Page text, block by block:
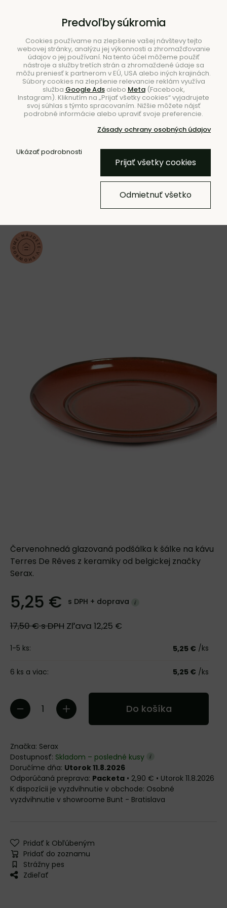
Hľadať
Úvod Stolovanie Šálky
Podšálka na kávu Terres De
Rêves – červená
Červenohnedá glazovaná podšálka k šálke na kávu
Terres De Rêves z keramiky od belgickej značky
Serax.
5,25 € s DPH + doprava
17,50 €s DPH Zľava 12,25 €
1-5 ks: 5,25 € /ks
6 ks a viac: 5,25 € /ks
Do košíka
Značka: Serax
Dostupnosť: Skladom – posledné kusy
Doručíme dňa: Utorok 11.8.2026
Packeta • 2,90 € • Utorok 11.8.2026
Osobné
vyzdvihnutie v showroome Bunt - Bratislava
Pridať k Obľúbeným
Pridať do zoznamu
Strážny pes
Zdieľať
Predvoľby súkromia
Cookies používame na zlepšenie vašej návštevy tejto
webovej stránky, analýzu jej výkonnosti a zhromažďovanie
údajov o jej používaní. Na tento účel môžeme použiť
nástroje a služby tretích strán a zhromaždené údaje sa
môžu preniesť k partnerom v EÚ, USA alebo iných krajinách.
Súbory cookies na zlepšenie relevancie reklám využíva
služba Google Adsalebo Meta(Facebook,
Instagram). Kliknutím na „Prijať všetky cookies“ vyjadrujete
svoj súhlas s týmto spracovaním. Nižšie môžete nájsť
podrobné informácie alebo upraviť svoje preferencie.
Zásady ochrany osobných údajov
Ukázať podrobnosti
Prijať všetky cookies
Odmietnuť všetko